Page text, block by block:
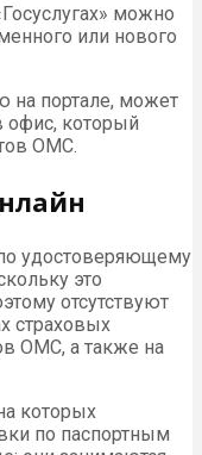
можно
или нового
на портале, может
офис, который
ОМС.
удостоверяющему
это
отсутствуют
страховых
ОМС, а также на
которых
по паспортным